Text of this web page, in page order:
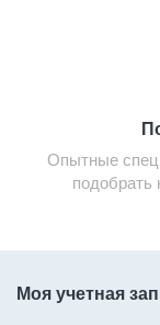
Опытные
подобрать
Моя учетная